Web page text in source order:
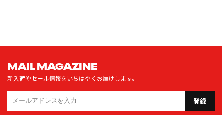
MAIL MAGAZINE
新入荷やセール情報をいちはやくお届けします。
登録